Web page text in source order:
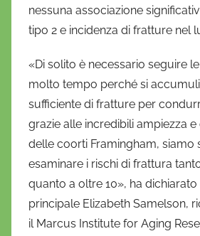
nessuna associazione
tipo 2 e incidenza di fratture nel
«Di solito è necessario seguire
molto tempo perché si
sufficiente di fratture per
grazie alle incredibili ampiezza
delle coorti Framingham, siamo
esaminare i rischi di frattura
quanto a oltre 10», ha dichiarato
principale Elizabeth Samelson,
il Marcus Institute for Aging